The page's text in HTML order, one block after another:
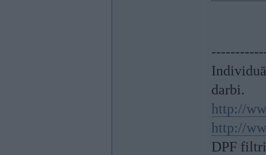
darbi.
http://
http://
DPF